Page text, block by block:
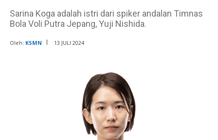
Sarina Koga adalah istri dari spiker andalan Timnas
Bola Voli Putra Jepang, Yuji Nishida.
Oleh: KSMN 13 JULI 2024